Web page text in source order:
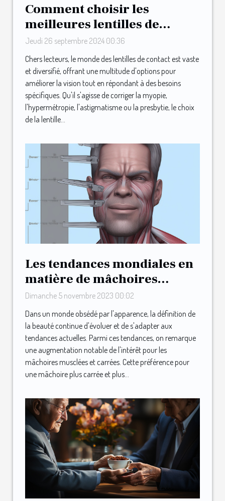
Comment choisir les
meilleures lentilles de
contact pour vos besoins
Jeudi 26 septembre 2024 00:36
Chers lecteurs, le monde des lentilles de contact est vaste
et diversifié, offrant une multitude d'options pour
améliorer la vision tout en répondant à des besoins
spécifiques. Qu'il s'agisse de corriger la myopie,
l'hypermétropie, l'astigmatisme ou la presbytie, le choix
de la lentille...
Les tendances mondiales en
matière de mâchoires
musclées et carrées
Dimanche 5 novembre 2023 00:02
Dans un monde obsédé par l'apparence, la définition de
la beauté continue d'évoluer et de s'adapter aux
tendances actuelles. Parmi ces tendances, on remarque
une augmentation notable de l'intérêt pour les
mâchoires musclées et carrées. Cette préférence pour
une mâchoire plus carrée et plus...